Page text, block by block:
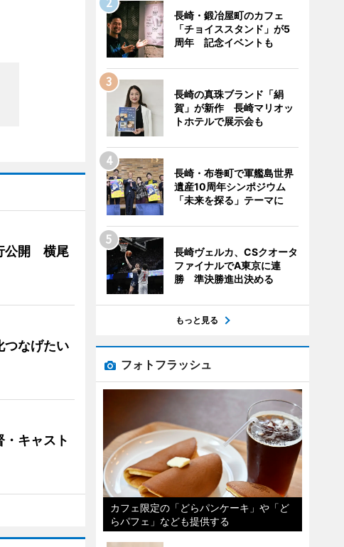
公開 横尾
なげたい
キャスト
長崎・鍛冶屋町のカフェ
「チョイススタンド」が5
周年 記念イベントも
長崎の真珠ブランド「絹
賀」が新作 長崎マリオッ
トホテルで展示会も
長崎・布巻町で軍艦島世界
遺産10周年シンポジウム
「未来を探る」テーマに
長崎ヴェルカ、CSクオータ
ファイナルでA東京に連
勝 準決勝進出決める
もっと見る
フォトフラッシュ
カフェ限定の「どらパンケーキ」や「ど
らパフェ」なども提供する